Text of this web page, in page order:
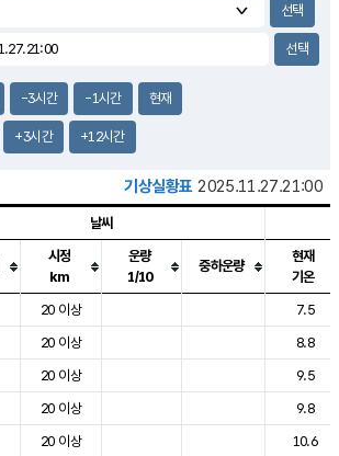
3.8m/s
-3시간 -1시간 현재
+3시간 +12시간
기상실황표 2025.11.27.21:00
점, 날씨, 기온, 강수, 바람, 기압등을 안내한 표입
날씨
시정
km
운량
1/10
중하운량
현재
기온
20 이상
7.5
20 이상
8.8
20 이상
9.5
20 이상
9.8
20 이상
10.6